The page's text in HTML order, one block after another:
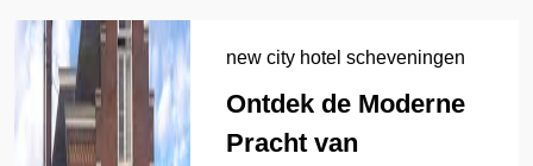
new city hotel scheveningen
Ontdek de Moderne
Pracht van